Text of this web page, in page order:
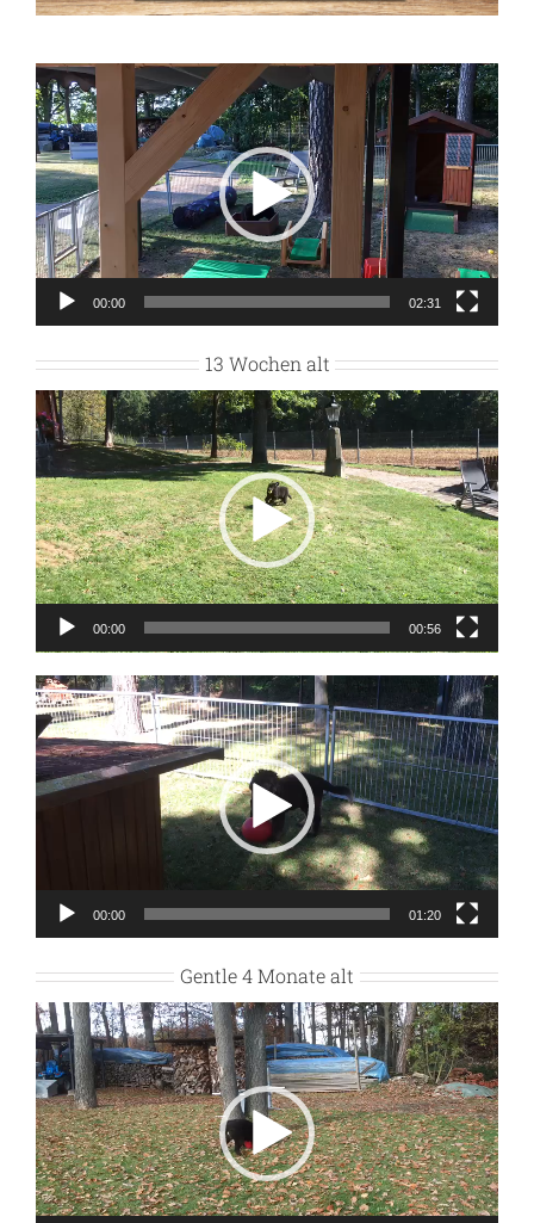
Video-
Player
00:00 02:31
13 Wochen alt
Video-
Player
00:00 00:56
Video-
Player
00:00 01:20
Gentle 4 Monate alt
Video-
Player